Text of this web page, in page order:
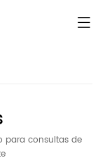
para consultas de